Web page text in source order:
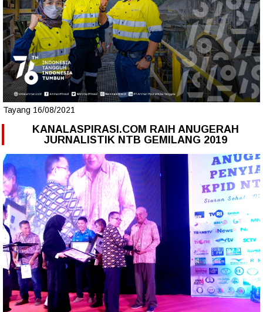
Tayang 16/08/2021
KANALASPIRASI.COM RAIH ANUGERAH
JURNALISTIK NTB GEMILANG 2019